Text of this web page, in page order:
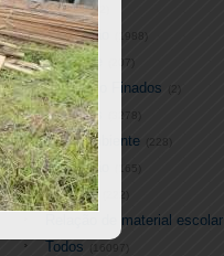
Padrão (2)
Educação
Gabinete (207)
Operação Finados
Esportes
Meio Ambiente (228)
Habitação
Turismo
Relação de material escolar
Todos